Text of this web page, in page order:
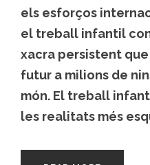
els esforços
el treball infantil
xacra persistent
futur a milions de
món. El treball
les realitats més